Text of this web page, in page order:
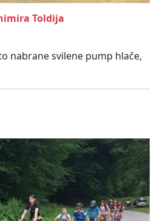
Toldija
nabrane svilene pump hlače,